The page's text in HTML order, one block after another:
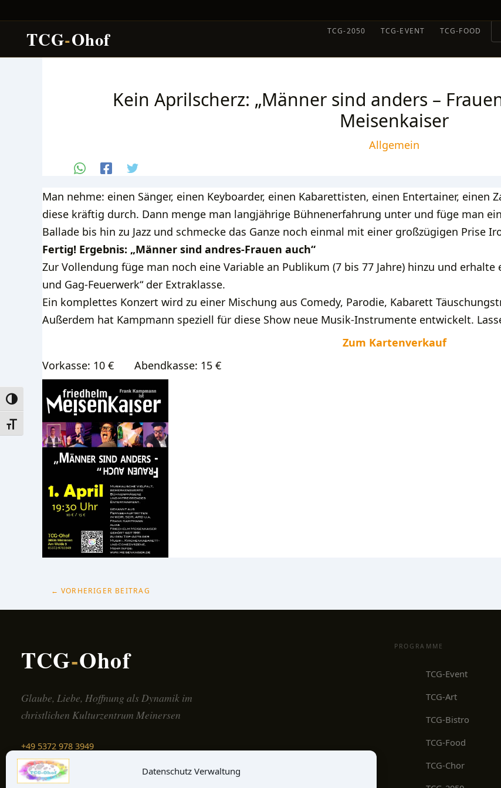
Datenschutz Verwaltung
Umschalten auf hohe Kontraste
Schrift vergrößern
TCG-Ohof TCG-2050 TCG-EVENT TCG-FOOD
Kein Aprilscherz: „Männer sind anders –
Meisenkaiser
Allgemein
Man nehme: einen Sänger, einen Keyboarder, einen Kabarettisten, einen Entertainer,
diese kräftig durch. Dann menge man langjährige Bühnenerfahrung unter und füge man
Ballade bis hin zu Jazz und schmecke das Ganze noch einmal mit einer großzügigen Prise
Fertig! Ergebnis: „Männer sind andres-Frauen auch“
Zur Vollendung füge man noch eine Variable an Publikum (7 bis 77 Jahre) hinzu und
und Gag-Feuerwerk“ der Extraklasse.
Ein komplettes Konzert wird zu einer Mischung aus Comedy, Parodie, Kabarett
Außerdem hat Kampmann speziell für diese Show neue Musik-Instrumente entwickelt.
Zum Kartenverkauf
Vorkasse: 10 € Abendkasse: 15 €
← VORHERIGER BEITRAG
TCG-Ohof
Glaube, Liebe, Hoffnung als Dynamik im
christlichen Kulturzentrum Meinersen
+49 5372 978 3949
Schreib uns →
Auf der Karte finden →
PROGRAMME
TCG-Event
TCG-Art
TCG-Bistro
TCG-Food
TCG-Chor